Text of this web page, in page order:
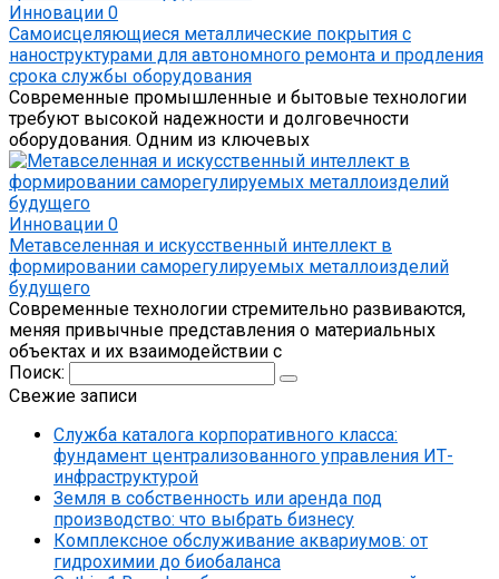
Инновации 0
Самоисцеляющиеся металлические покрытия с
наноструктурами для автономного ремонта и продления
срока службы оборудования
Современные промышленные и бытовые технологии
требуют высокой надежности и долговечности
оборудования. Одним из ключевых
Инновации 0
Метавселенная и искусственный интеллект в
формировании саморегулируемых металлоизделий
будущего
Современные технологии стремительно развиваются,
меняя привычные представления о материальных
объектах и их взаимодействии с
Поиск:
Свежие записи
Служба каталога корпоративного класса:
фундамент централизованного управления ИТ-
инфраструктурой
Земля в собственность или аренда под
производство: что выбрать бизнесу
Комплексное обслуживание аквариумов: от
гидрохимии до биобаланса